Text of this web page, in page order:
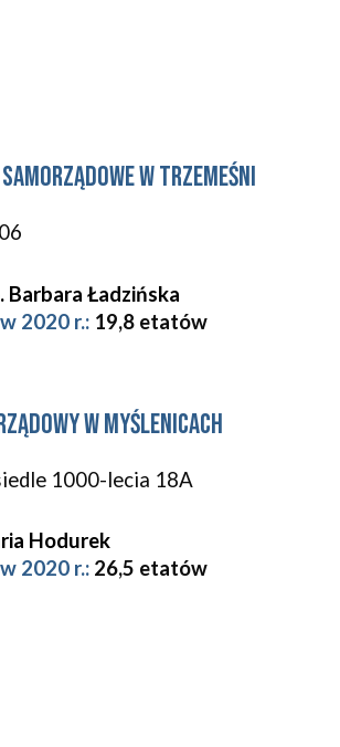
w Trzemeśni
Barbara Ładzińska
2020 r.: 19,8 etatów
w Myślenicach
1000-lecia 18A
Hodurek
2020 r.: 26,5 etatów